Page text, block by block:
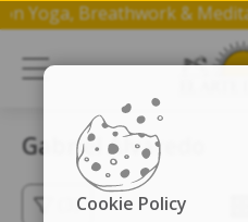
on Yoga, Breathwork &
Gabriel Alvaredo
(3)Cookie Policy